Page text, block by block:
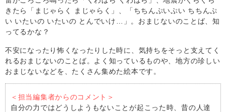
きたら「まじゃらく まじゃらく」、「ちちんぷいぷい ちちんぷ
い いたいの いたいの とんでいけ…」。おまじないのことば、知
ってるかな？
不安になったり怖くなったりした時に、気持ちをそっと支えてく
れるおまじないのことば。よく知っているものや、地方の珍しい
おまじないなどを、たくさん集めた絵本です。
＜担当編集者からのコメント＞
自分の力ではどうしようもないことが起こった時、昔の人達